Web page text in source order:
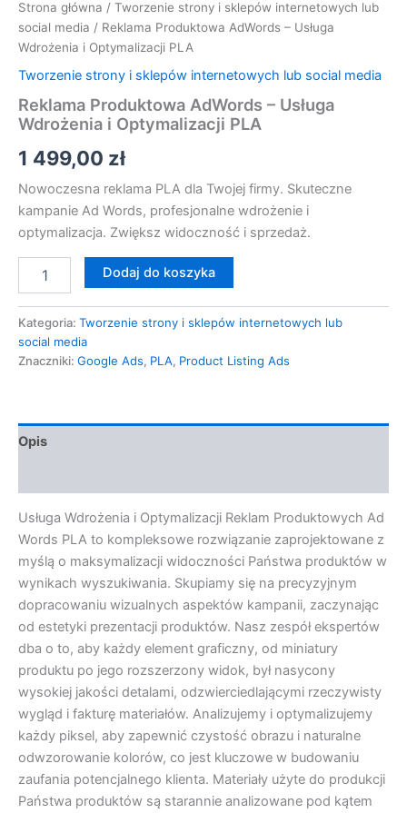
Strona główna / Tworzenie strony i sklepów internetowych lub
social media / Reklama Produktowa AdWords – Usługa
Wdrożenia i Optymalizacji PLA
Tworzenie strony i sklepów internetowych lub social media
Reklama Produktowa AdWords – Usługa
Wdrożenia i Optymalizacji PLA
1 499,00 zł
Nowoczesna reklama PLA dla Twojej firmy. Skuteczne
kampanie Ad Words, profesjonalne wdrożenie i
optymalizacja. Zwiększ widoczność i sprzedaż.
Dodaj do koszyka
Kategoria: Tworzenie strony i sklepów internetowych lub
social media
Znaczniki: Google Ads, PLA, Product Listing Ads
Opis
Usługa Wdrożenia i Optymalizacji Reklam Produktowych Ad
Words PLA to kompleksowe rozwiązanie zaprojektowane z
myślą o maksymalizacji widoczności Państwa produktów w
wynikach wyszukiwania. Skupiamy się na precyzyjnym
dopracowaniu wizualnych aspektów kampanii, zaczynając
od estetyki prezentacji produktów. Nasz zespół ekspertów
dba o to, aby każdy element graficzny, od miniatury
produktu po jego rozszerzony widok, był nasycony
wysokiej jakości detalami, odzwierciedlającymi rzeczywisty
wygląd i fakturę materiałów. Analizujemy i optymalizujemy
każdy piksel, aby zapewnić czystość obrazu i naturalne
odwzorowanie kolorów, co jest kluczowe w budowaniu
zaufania potencjalnego klienta. Materiały użyte do produkcji
Państwa produktów są starannie analizowane pod kątem